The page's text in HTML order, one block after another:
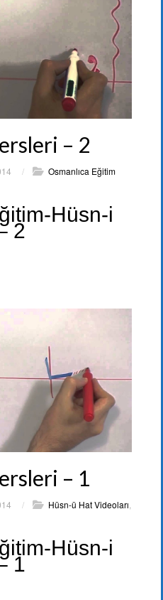
– 2
/
Osmanlıca Eğitim
Hüsn-i
2
– 1
/ Hüsn-ü Hat Videoları
Hüsn-i
1